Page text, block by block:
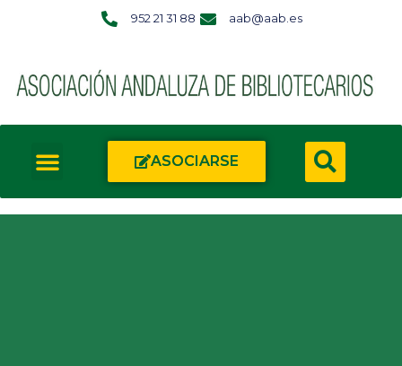
952 21 31 88 aab@aab.es
ASOCIARSE